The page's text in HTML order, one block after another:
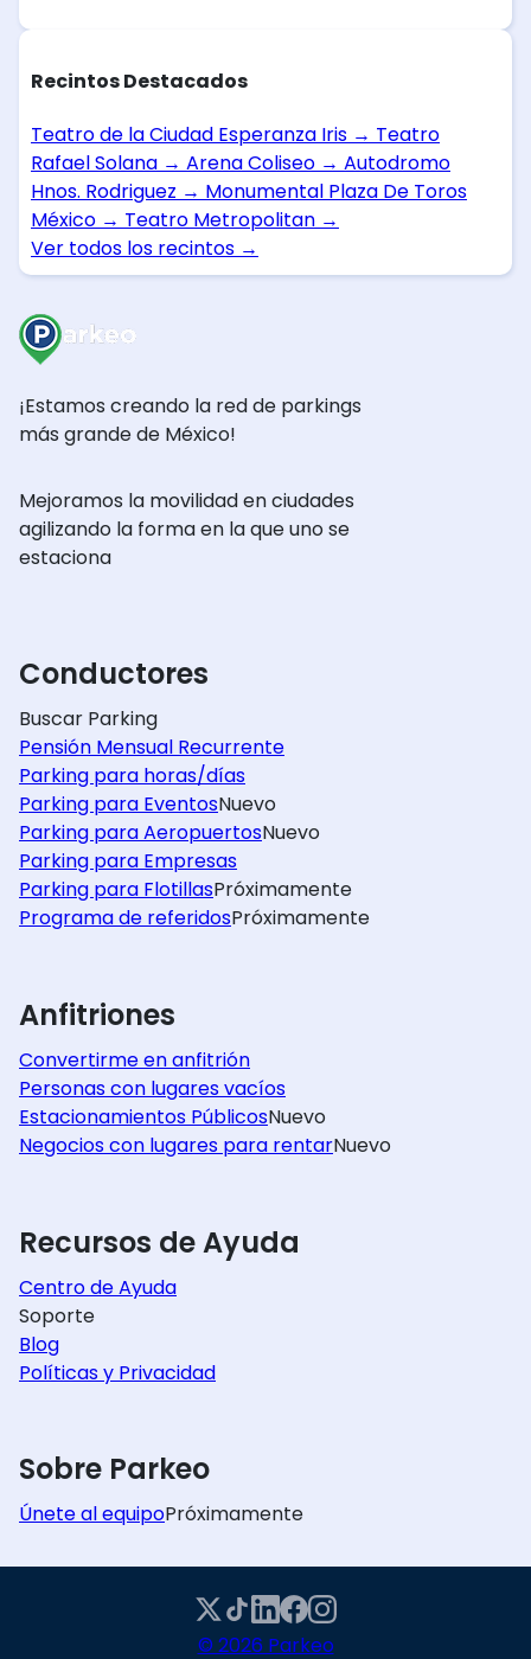
Recintos Destacados
Teatro de la Ciudad Esperanza Iris → Teatro
Rafael Solana → Arena Coliseo → Autodromo
Hnos. Rodriguez → Monumental Plaza De Toros
México → Teatro Metropolitan →
Ver todos los recintos →
¡Estamos creando la red de parkings
más grande de México!
Mejoramos la movilidad en ciudades
agilizando la forma en la que uno se
estaciona
Conductores
Buscar Parking
Pensión Mensual Recurrente
Parking para horas/días
Parking para EventosNuevo
Parking para AeropuertosNuevo
Parking para Empresas
Parking para FlotillasPróximamente
Programa de referidosPróximamente
Anfitriones
Convertirme en anfitrión
Personas con lugares vacíos
Estacionamientos PúblicosNuevo
Negocios con lugares para rentarNuevo
Recursos de Ayuda
Centro de Ayuda
Soporte
Blog
Políticas y Privacidad
Sobre Parkeo
Únete al equipoPróximamente
© 2026 Parkeo